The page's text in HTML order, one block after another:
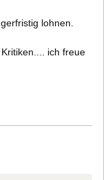
lohnen.
ich freue